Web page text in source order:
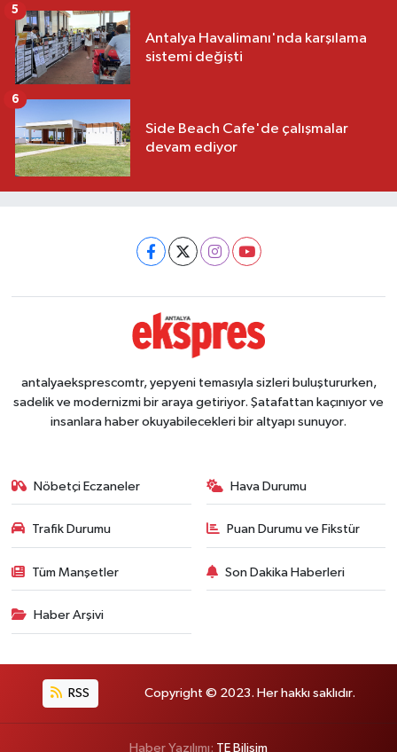
Antalya Havalimanı'nda karşılama
sistemi değişti
5
Side Beach Cafe'de çalışmalar
devam ediyor
6
antalyaeksprescomtr, yepyeni temasıyla sizleri buluştururken,
sadelik ve modernizmi bir araya getiriyor. Şatafattan kaçınıyor ve
insanlara haber okuyabilecekleri bir altyapı sunuyor.
Nöbetçi Eczaneler Hava Durumu
Trafik Durumu Puan Durumu ve Fikstür
Tüm Manşetler Son Dakika Haberleri
Haber Arşivi
RSS Copyright © 2023. Her hakkı saklıdır.
Haber Yazılımı: TE Bilişim